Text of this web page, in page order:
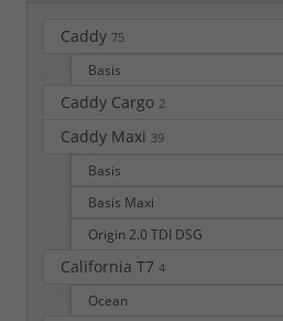
Caddy 75
Basis
Caddy Cargo 2
Caddy Maxi 39
Basis
Basis Maxi
Origin 2.0 TDI DSG
California T7 4
Ocean